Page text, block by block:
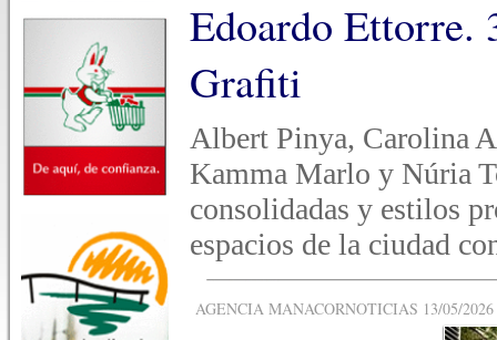
Edoardo Ettorre.
Grafiti
Albert Pinya, Carolina
Kamma Marlo y Núria
consolidadas y estilos
espacios de la ciudad
AGENCIA MANACORNOTICIAS 13/05/